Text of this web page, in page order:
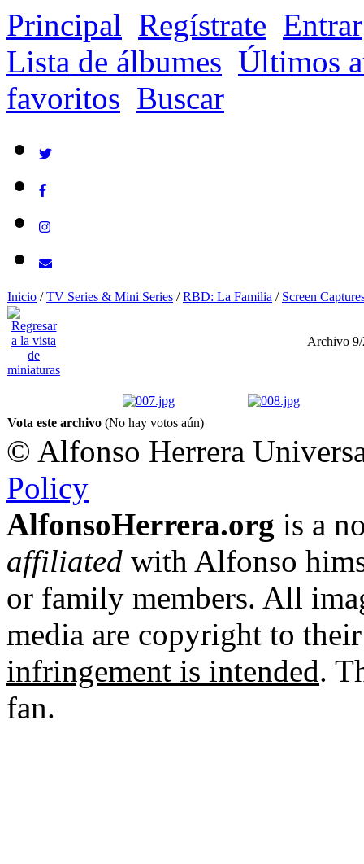
Principal Regístrate Entrar
Lista de álbumes Últimos
favoritos Buscar
Inicio /TV Series & Mini Series /RBD: La Familia / Screen
Archivo 9/
Vota este archivo (No hay votos aún)
© Alfonso Herrera
Policy
AlfonsoHerrera.org is a
affiliated with Alfonso
or family members. All
media are copyright to
infringement is intended.
fan.